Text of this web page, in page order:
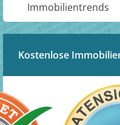
Immobilientrends
Kostenlose